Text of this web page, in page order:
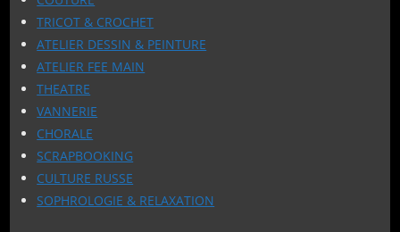
TRICOT & CROCHET
ATELIER DESSIN & PEINTURE
ATELIER FEE MAIN
THEATRE
VANNERIE
CHORALE
SCRAPBOOKING
CULTURE RUSSE
SOPHROLOGIE & RELAXATION